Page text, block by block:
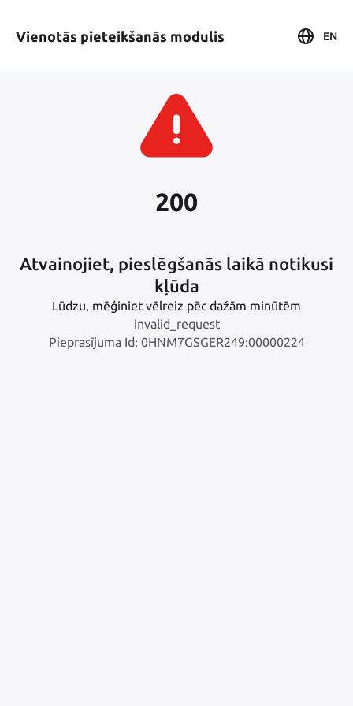
Vienotās pieteikšanās modulis EN
200
Atvainojiet, pieslēgšanās laikā notikusi
kļūda
Lūdzu, mēģiniet vēlreiz pēc dažām minūtēm
invalid_request
Pieprasījuma Id: 0HNM7GSGER249:00000224